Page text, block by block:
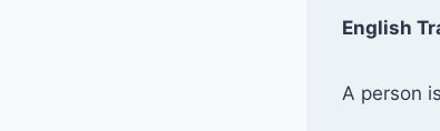
English
A person